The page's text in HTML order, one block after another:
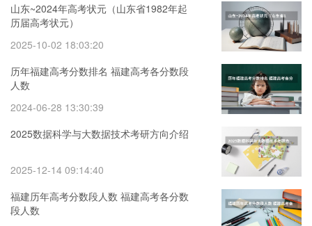
山东~2024年高考状元（山东省1982年起
历届高考状元）
2025-10-02 18:03:20
历年福建高考分数排名 福建高考各分数段
人数
2024-06-28 13:30:39
2025数据科学与大数据技术考研方向介绍
2025-12-14 09:14:40
福建历年高考分数段人数 福建高考各分数
段人数